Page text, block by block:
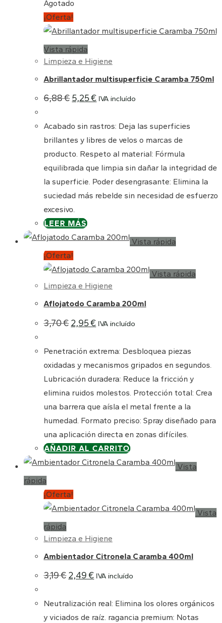
Agotado
¡Oferta!
Vista rápida
Limpieza e Higiene
Abrillantador multisuperficie Caramba 750ml
6,88€ El
precio
era:
6,88 €.
5,25€ El
precio
es:
5,25 €.
IVA incluído
Acabado sin rastros: Deja las superficies
brillantes y libres de velos o marcas de
producto. Respeto al material: Fórmula
equilibrada que limpia sin dañar la integridad de
la superficie. Poder desengrasante: Elimina la
suciedad más rebelde sin necesidad de esfuerzo
excesivo.
LEER MÁS
Vista rápida
¡Oferta!
Vista rápida
Limpieza e Higiene
Aflojatodo Caramba 200ml
3,70€ El
precio
era:
3,70 €.
2,95€ El
precio
es:
2,95 €.
IVA incluído
Penetración extrema: Desbloquea piezas
oxidadas y mecanismos gripados en segundos.
Lubricación duradera: Reduce la fricción y
elimina ruidos molestos. Protección total: Crea
una barrera que aísla el metal frente a la
humedad. Formato preciso: Spray diseñado para
una aplicación directa en zonas difíciles.
AÑADIR AL CARRITO
Vista
rápida
¡Oferta!
Vista
rápida
Limpieza e Higiene
Ambientador Citronela Caramba 400ml
3,19€ El
precio
era:
3,19 €.
2,49 € El
precio
es:
2,49 €.
IVA incluído
Neutralización real: Elimina los olores orgánicos
y viciados de raíz. ragancia premium: Notas